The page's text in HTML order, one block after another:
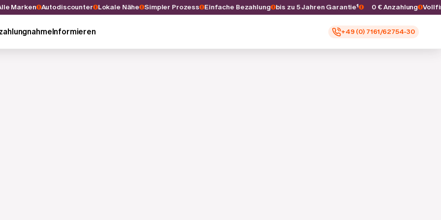
Alle Marken Autodiscounter Lokale Nähe Simpler Prozess Einfache Bezahlung bis zu 5 Jahren Garantie¹ 0 € Anzahlung
Informieren +49 (0) 7161/62754-30